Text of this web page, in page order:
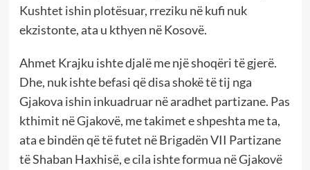
Kushtet ishin plotësuar, rreziku në kufi nuk
ekzistonte, ata u kthyen në Kosovë.
Ahmet Krajku ishte djalë me një shoqëri të gjerë.
Dhe, nuk ishte befasi që disa shokë të tij nga
Gjakova ishin inkuadruar në aradhet partizane. Pas
kthimit në Gjakovë, me takimet e shpeshta me ta,
ata e bindën që të futet në Brigadën VII Partizane
të Shaban Haxhisë, e cila ishte formua në Gjakovë